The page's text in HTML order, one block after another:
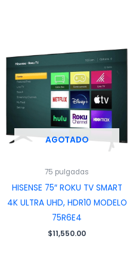
AGOTADO
75 pulgadas
HISENSE 75″ ROKU TV SMART
4K ULTRA UHD, HDR10 MODELO
75R6E4
$11,550.00